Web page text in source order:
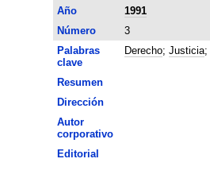
Año
1991
Número
3
Palabras
clave
Derecho; Justicia;
Resumen
Dirección
Autor
corporativo
Editorial